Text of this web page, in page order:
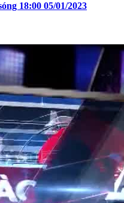
18:00 05/01/2023